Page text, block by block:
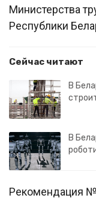
Министерства
Республики
Сейчас читают
В
В
Рекомендация